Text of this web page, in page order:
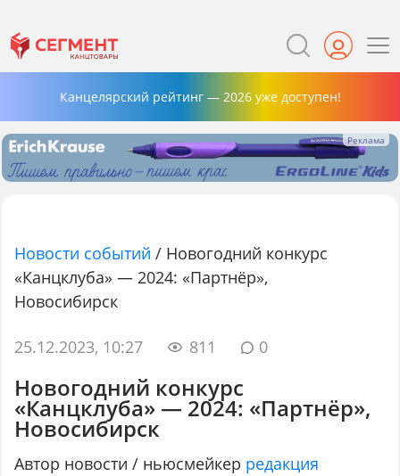
Канцелярский рейтинг — 2026 уже доступен!
Новости событий / Новогодний конкурс
«Канцклуба» — 2024: «Партнёр»,
Новосибирск
25.12.2023, 10:27 811 0
Новогодний конкурс
«Канцклуба» — 2024: «Партнёр»,
Новосибирск
Автор новости / ньюсмейкер редакция